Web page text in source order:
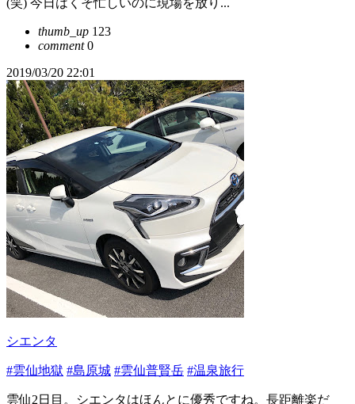
(笑) 今日はくそ忙しいのに現場を放り...
thumb_up 123
comment0
2019/03/20 22:01
シエンタ
#雲仙地獄 #島原城 #雲仙普賢岳 #温泉旅行
雲仙2日目。シエンタはほんとに優秀ですね。長距離楽だ